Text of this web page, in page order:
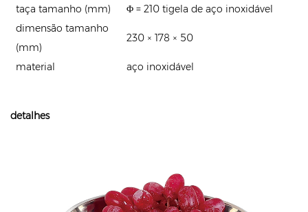
taça tamanho (mm)
Φ = 210 tigela de aço inoxidável
dimensão tamanho
(mm)
230 × 178 × 50
material aço inoxidável
detalhes